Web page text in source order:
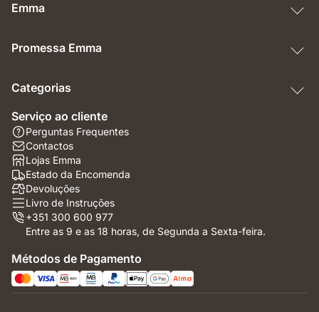
Emma
Promessa Emma
Categorias
Serviço ao cliente
Perguntas Frequentes
Contactos
Lojas Emma
Estado da Encomenda
Devoluções
Livro de Instruções
+351 300 600 977
Entre as 9 e as 18 horas, de Segunda a Sexta-feira.
Métodos de Pagamento